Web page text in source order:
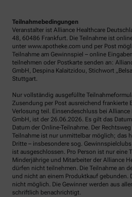
Teilnahmebedingungen
Veranstalter ist Alliance Healthcare
48, 60486 Frankfurt. Die Teilnahme ist
unter www.apotheke.com und per Post
Teilnahme am Gewinnspiel – online
teilnehmen oder Postkarte senden an:
GmbH, Despina Kalaitzidou, Stichwort
Stuttgart.
Nur vollständig ausgefüllte
Zusendung per Post ausreichend frankierte
Verlosung teil. Einsendeschluss bei Alliance
GmbH, ist der 26.06.2026. Es gilt das
Datum der Online-Teilnahme. Der
Teilnahme ist nur unmittelbar möglich; das
Dritte – insbesondere sog.
ist ausgeschlossen. Pro Person ist nur eine
Minderjährige und Mitarbeiter der Alliance
dürfen nicht teilnehmen. Die Teilnahme an
und nicht an einem Produktkauf gebunden.
nicht möglich. Die Gewinner werden aus
schriftlich benachrichtigt.